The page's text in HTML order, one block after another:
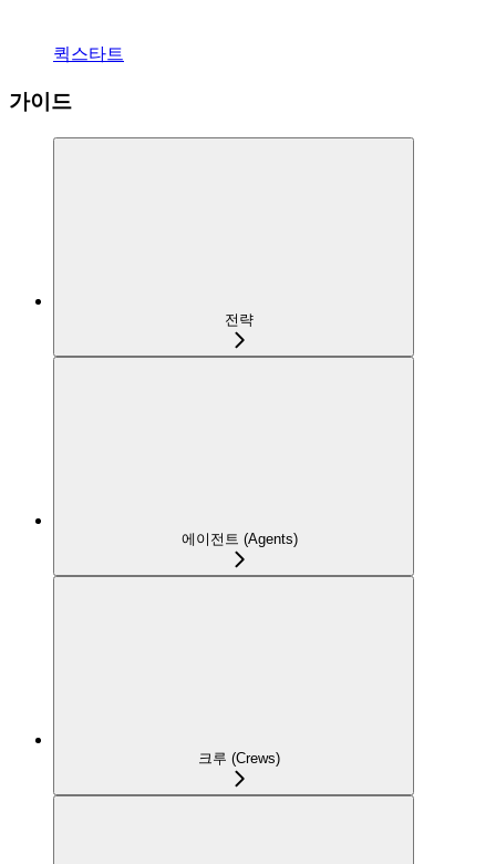
퀵스타트
가이드
전략
에이전트 (Agents)
크루 (Crews)